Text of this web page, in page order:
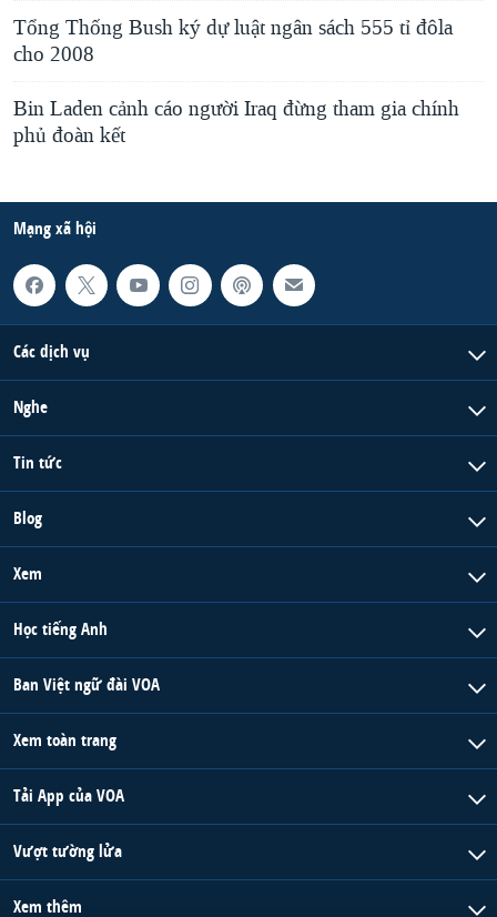
Tổng Thống Bush ký dự luật ngân sách 555 tỉ đôla
cho 2008
Bin Laden cảnh cáo người Iraq đừng tham gia chính
phủ đoàn kết
Mạng xã hội
Các dịch vụ
Nghe
Tin tức
Blog
Xem
Học tiếng Anh
Ban Việt ngữ đài VOA
Xem toàn trang
Tải App của VOA
Vượt tường lửa
Xem thêm